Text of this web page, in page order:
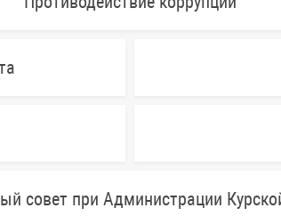
совет при Администрации